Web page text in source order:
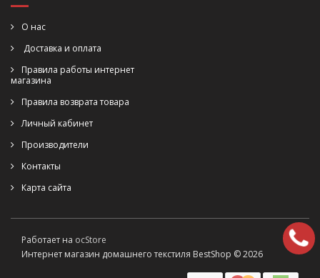
О нас
Доставка и оплата
Правила работы интернет
магазина
Правила возврата товара
Личный кабинет
Производители
Контакты
Карта сайта
Работает на ocStore
Интернет магазин домашнего текстиля BestShop © 2026